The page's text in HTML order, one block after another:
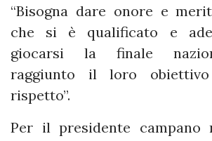
“Bisogna dare onore e
che si è qualificato e
giocarsi la finale
raggiunto il loro
rispetto”.
Per il presidente campano